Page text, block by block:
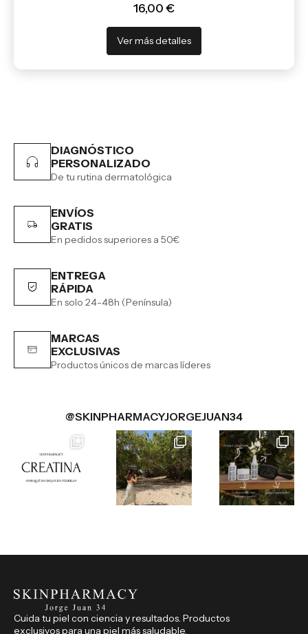
16,00 €
Ver más detalles
DIAGNÓSTICO
PERSONALIZADO
De tu rutina dermatológica
ENVÍOS
GRATIS
En pedidos superiores a 50€
ENTREGA
RÁPIDA
En solo 24-48h (Península)
MARCAS
EXCLUSIVAS
Productos únicos de marcas líderes
@SKINPHARMACYJORGEJUAN34
Cuida tu piel con ciencia y resultados. Productos
exclusivos para una piel más saludable.